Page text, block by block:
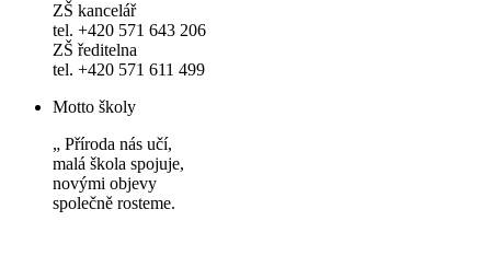
ZŠ kancelář
tel. +420 571 643 206
ZŠ ředitelna
tel. +420 571 611 499
Motto školy
„ Příroda nás učí,
malá škola spojuje,
novými objevy
společně rosteme.